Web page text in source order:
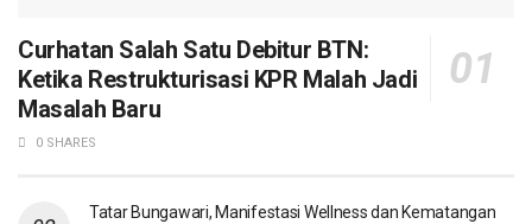
Curhatan Salah Satu Debitur BTN:
Ketika Restrukturisasi KPR Malah Jadi
Masalah Baru
0 SHARES
Tatar Bungawari, Manifestasi Wellness dan Kematangan